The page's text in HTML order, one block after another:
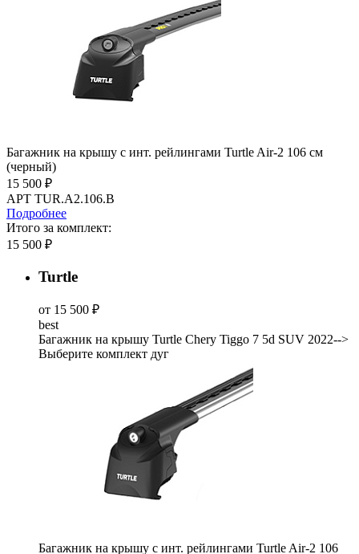
Багажник на крышу с инт. рейлингами Turtle Air-2 106 см
(черный)
15 500 ₽
АРТ TUR.A2.106.B
Подробнее
Итого за комплект:
15 500 ₽
Turtle
от 15 500 ₽
best
Багажник на крышу Turtle Chery Tiggo 7 5d SUV 2022-->
Выберите комплект дуг
Багажник на крышу с инт. рейлингами Turtle Air-2 106